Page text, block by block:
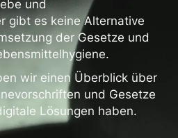
und
gibt es keine Alternative
der Gesetze und
wir einen Überblick über
und Gesetze
Lösungen haben.